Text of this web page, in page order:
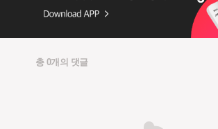
총 0개의 댓글